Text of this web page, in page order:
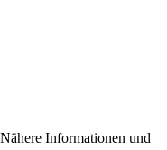
Informationen und